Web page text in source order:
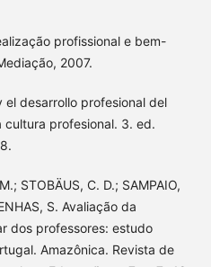
profissional e bem-
2007.
el desarrollo profesional del
cultura profesional. 3. ed.
STOBÄUS, C. D.; SAMPAIO,
S. Avaliação da
dos professores: estudo
Amazônica. Revista de